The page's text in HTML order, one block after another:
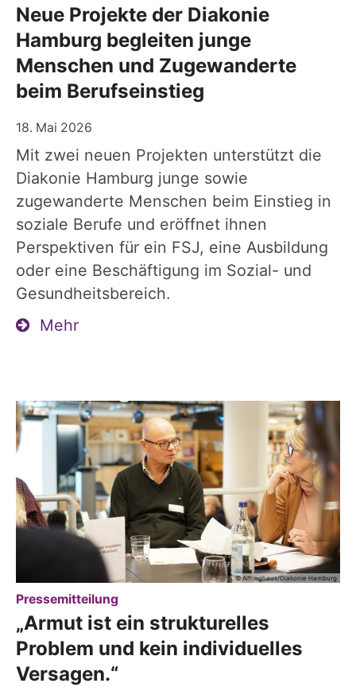
Neue Projekte der Diakonie
Hamburg begleiten junge
Menschen und Zugewanderte
beim Berufseinstieg
18. Mai 2026
Mit zwei neuen Projekten unterstützt die
Diakonie Hamburg junge sowie
zugewanderte Menschen beim Einstieg in
soziale Berufe und eröffnet ihnen
Perspektiven für ein FSJ, eine Ausbildung
oder eine Beschäftigung im Sozial- und
Gesundheitsbereich.
Mehr
© Alfringhaus/Diakonie Hamburg
Pressemitteilung
„Armut ist ein strukturelles
Problem und kein individuelles
Versagen.“